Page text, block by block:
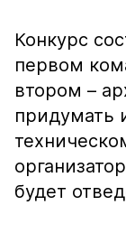
Конкурс
первом
втором –
придумать
будет